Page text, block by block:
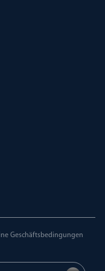
Geschäftsbedingungen